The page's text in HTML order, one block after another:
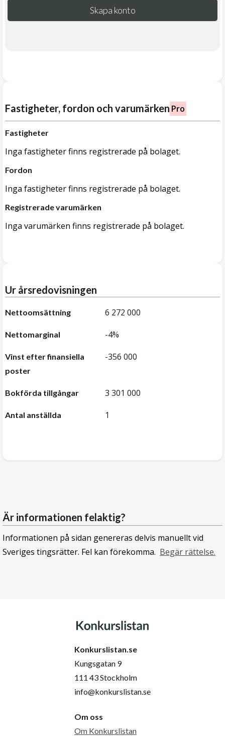
Skapa konto
Fastigheter, fordon och varumärken Pro
Fastigheter
Inga fastigheter finns registrerade på bolaget.
Fordon
Inga fastigheter finns registrerade på bolaget.
Registrerade varumärken
Inga varumärken finns registrerade på bolaget.
Ur årsredovisningen
Nettoomsättning 6 272 000
Nettomarginal -4%
Vinst efter finansiella
poster
-356 000
Bokförda tillgångar 3 301 000
Antal anställda 1
Är informationen felaktig?
Informationen på sidan genereras delvis manuellt vid
Sveriges tingsrätter. Fel kan förekomma. Begär rättelse.
Konkurslistan.se
Kungsgatan 9
111 43 Stockholm
info@konkurslistan.se
Om oss
Om Konkurslistan